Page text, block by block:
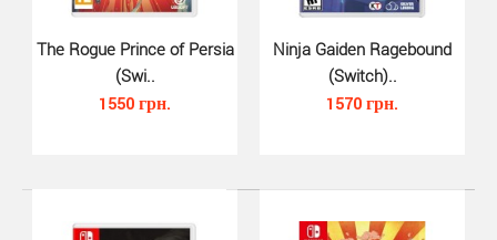
1090 грн.
The Rogue Prince of Persia
(Swi..
1550 грн.
Ninja Gaiden Ragebound
(Switch)..
1570 грн.